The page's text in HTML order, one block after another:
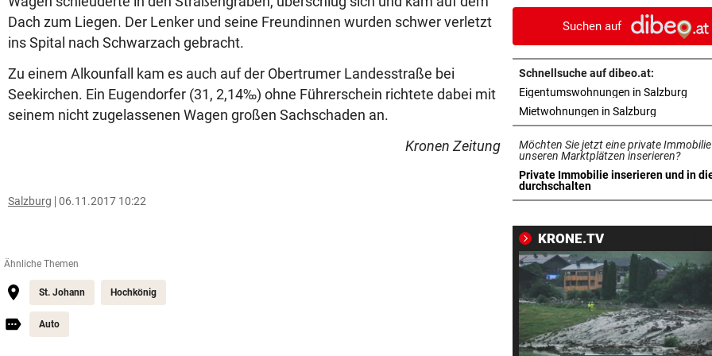
Dach zum Liegen. Der Lenker und seine Freundinnen wurden schwer verletzt
ins Spital nach Schwarzach gebracht.
Zu einem Alkounfall kam es auch auf der Obertrumer Landesstraße bei
Seekirchen. Ein Eugendorfer (31, 2,14‰) ohne Führerschein richtete dabei mit
seinem nicht zugelassenen Wagen großen Sachschaden an.
Kronen Zeitung
Salzburg 06.11.2017 10:22
Ähnliche Themen
St. Johann Hochkönig
Auto
Bahn frei
UNWETTER-SCHÄDEN vor
Muren in Gastein: „Mit
Auge davongekommen“
SALZBURGER LIGA
Ausschluss kostete Puch den
im Start-Hit
REGIONALLIGA NORD
von uns“
LIEFERING VERLIERT vor 18
Enttäuschende Zweitliga-
Rückkehr nach Grödig
SCHWER VERLETZT vor
Suchen auf
Schnellsuche auf dibeo.at:
Eigentumswohnungen in Salzburg
Mietwohnungen in Salzburg
Möchten Sie jetzt eine private
unseren Marktplätzen inserieren?
Private Immobilie inserieren und in
durchschalten
in neuem Tab öffnen
KRONE.TV